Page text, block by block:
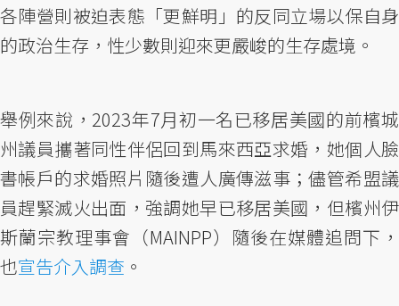
各陣營則被迫表態「更鮮明」的反同立場以保自身
的政治生存，性少數則迎來更嚴峻的生存處境。
舉例來說，2023年7月初一名已移居美國的前檳城
州議員攜著同性伴侶回到馬來西亞求婚，她個人臉
書帳戶的求婚照片隨後遭人廣傳滋事；儘管希盟議
員趕緊滅火出面，強調她早已移居美國，但檳州伊
斯蘭宗教理事會（MAINPP）隨後在媒體追問下，
也宣告介入調查 。